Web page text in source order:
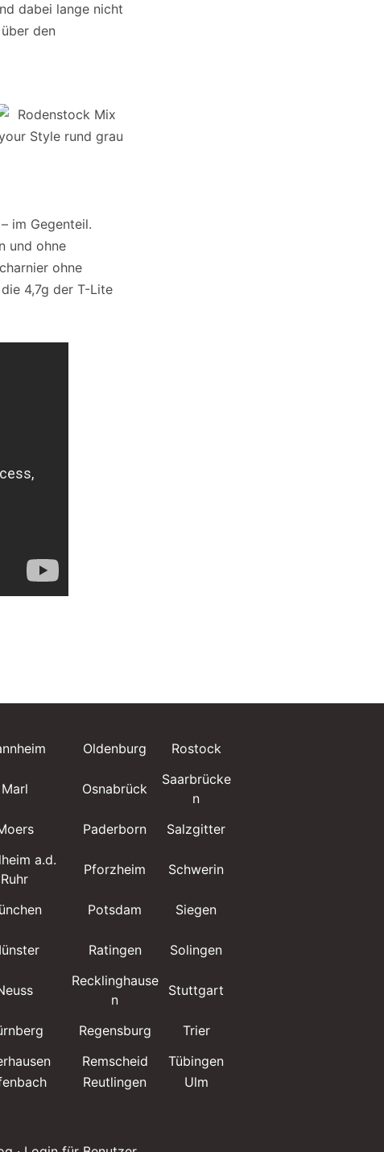
dabei lange nicht
den
im Gegenteil.
und ohne
ohne
4,7g der T-Lite
Oldenburg Rostock
Marl Osnabrück
Saarbrücke
n
Paderborn Salzgitter
a.d.
Ruhr
Pforzheim Schwerin
Potsdam Siegen
Ratingen Solingen
Recklinghause
n
Stuttgart
Regensburg Trier
Remscheid
Tübingen
Reutlingen Ulm